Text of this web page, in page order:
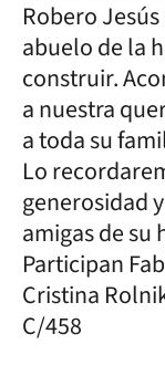
Robero
abuelo de la
construir.
a nuestra
a toda su
Lo
generosidad
amigas de su
Participan
Cristina
C/458